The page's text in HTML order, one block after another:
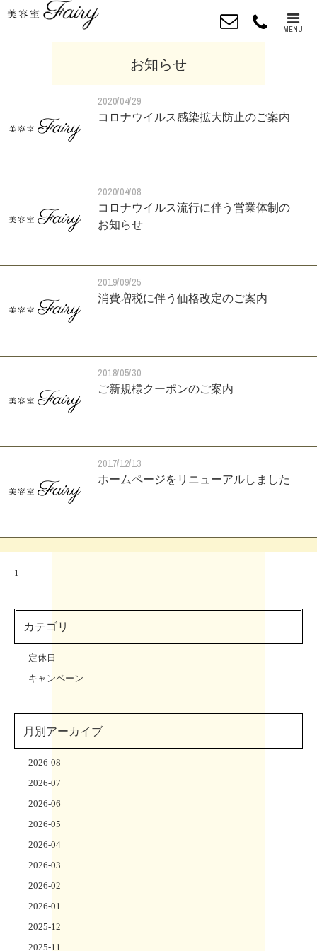
MENU
お知らせ
2020/04/29
コロナウイルス感染拡大防止のご案内
2020/04/08
コロナウイルス流行に伴う営業体制の
お知らせ
2019/09/25
消費増税に伴う価格改定のご案内
2018/05/30
ご新規様クーポンのご案内
2017/12/13
ホームページをリニューアルしました
1
カテゴリ
定休日
キャンペーン
月別アーカイブ
2026-08
2026-07
2026-06
2026-05
2026-04
2026-03
2026-02
2026-01
2025-12
2025-11